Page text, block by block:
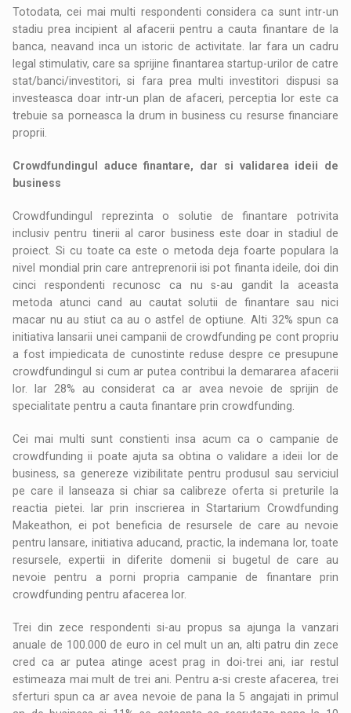
Totodata, cei mai multi respondenti considera ca sunt intr-un
stadiu prea incipient al afacerii pentru a cauta finantare de la
banca, neavand inca un istoric de activitate. Iar fara un cadru
legal stimulativ, care sa sprijine finantarea startup-urilor de catre
stat/banci/investitori, si fara prea multi investitori dispusi sa
investeasca doar intr-un plan de afaceri, perceptia lor este ca
trebuie sa porneasca la drum in business cu resurse financiare
proprii.
Crowdfundingul aduce finantare, dar si validarea ideii de
business
Crowdfundingul reprezinta o solutie de finantare potrivita
inclusiv pentru tinerii al caror business este doar in stadiul de
proiect. Si cu toate ca este o metoda deja foarte populara la
nivel mondial prin care antreprenorii isi pot finanta ideile, doi din
cinci respondenti recunosc ca nu s-au gandit la aceasta
metoda atunci cand au cautat solutii de finantare sau nici
macar nu au stiut ca au o astfel de optiune. Alti 32% spun ca
initiativa lansarii unei campanii de crowdfunding pe cont propriu
a fost impiedicata de cunostinte reduse despre ce presupune
crowdfundingul si cum ar putea contribui la demararea afacerii
lor. Iar 28% au considerat ca ar avea nevoie de sprijin de
specialitate pentru a cauta finantare prin crowdfunding.
Cei mai multi sunt constienti insa acum ca o campanie de
crowdfunding ii poate ajuta sa obtina o validare a ideii lor de
business, sa genereze vizibilitate pentru produsul sau serviciul
pe care il lanseaza si chiar sa calibreze oferta si preturile la
reactia pietei. Iar prin inscrierea in Startarium Crowdfunding
Makeathon, ei pot beneficia de resursele de care au nevoie
pentru lansare, initiativa aducand, practic, la indemana lor, toate
resursele, expertii in diferite domenii si bugetul de care au
nevoie pentru a porni propria campanie de finantare prin
crowdfunding pentru afacerea lor.
Trei din zece respondenti si-au propus sa ajunga la vanzari
anuale de 100.000 de euro in cel mult un an, alti patru din zece
cred ca ar putea atinge acest prag in doi-trei ani, iar restul
estimeaza mai mult de trei ani. Pentru a-si creste afacerea, trei
sferturi spun ca ar avea nevoie de pana la 5 angajati in primul